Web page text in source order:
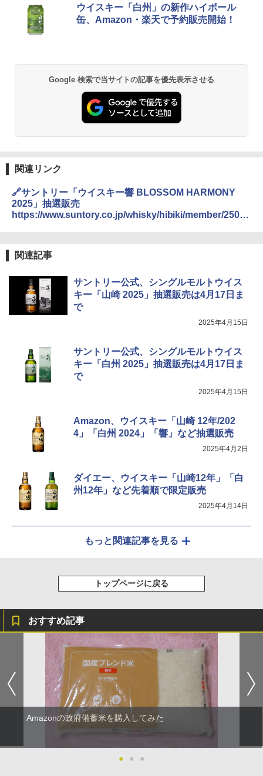
ウイスキー「白州」の新作ハイボール
缶、Amazon・楽天で予約販売開始！
Google 検索で当サイトの記事を優先表示させる
関連リンク
🔗サントリー「ウイスキー響 BLOSSOM HARMONY
2025」抽選販売
https://www.suntory.co.jp/whisky/hibiki/member/25031
関連記事
サントリー公式、シングルモルトウイス
キー「山崎 2025」抽選販売は4月17日ま
で
2025年4月15日
サントリー公式、シングルモルトウイス
キー「白州 2025」抽選販売は4月17日ま
で
2025年4月15日
Amazon、ウイスキー「山崎 12年/202
4」「白州 2024」「響」など抽選販売
2025年4月2日
ダイエー、ウイスキー「山崎12年」「白
州12年」など先着順で限定販売
2025年4月14日
もっと関連記事を見る
トップページに戻る
おすすめ記事
Amazonの政府備蓄米を購入してみた
● ● ●